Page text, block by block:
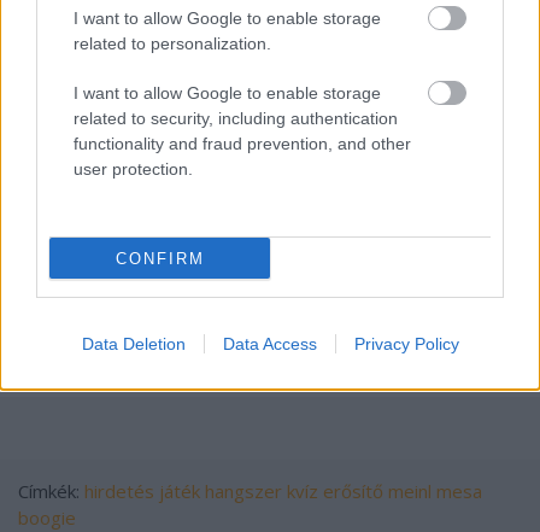
I want to allow Google to enable storage
related to personalization.
I want to allow Google to enable storage
related to security, including authentication
functionality and fraud prevention, and other
user protection.
CONFIRM
Data Deletion Data Access Privacy Policy
Címkék: hirdetés játék hangszer kvíz erősítő meinl mesa
boogie